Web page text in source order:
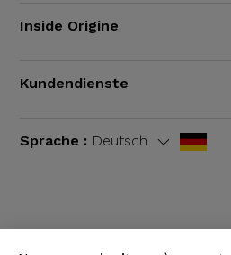
Inside Origine
Kundendienste
Sprache : Deutsch